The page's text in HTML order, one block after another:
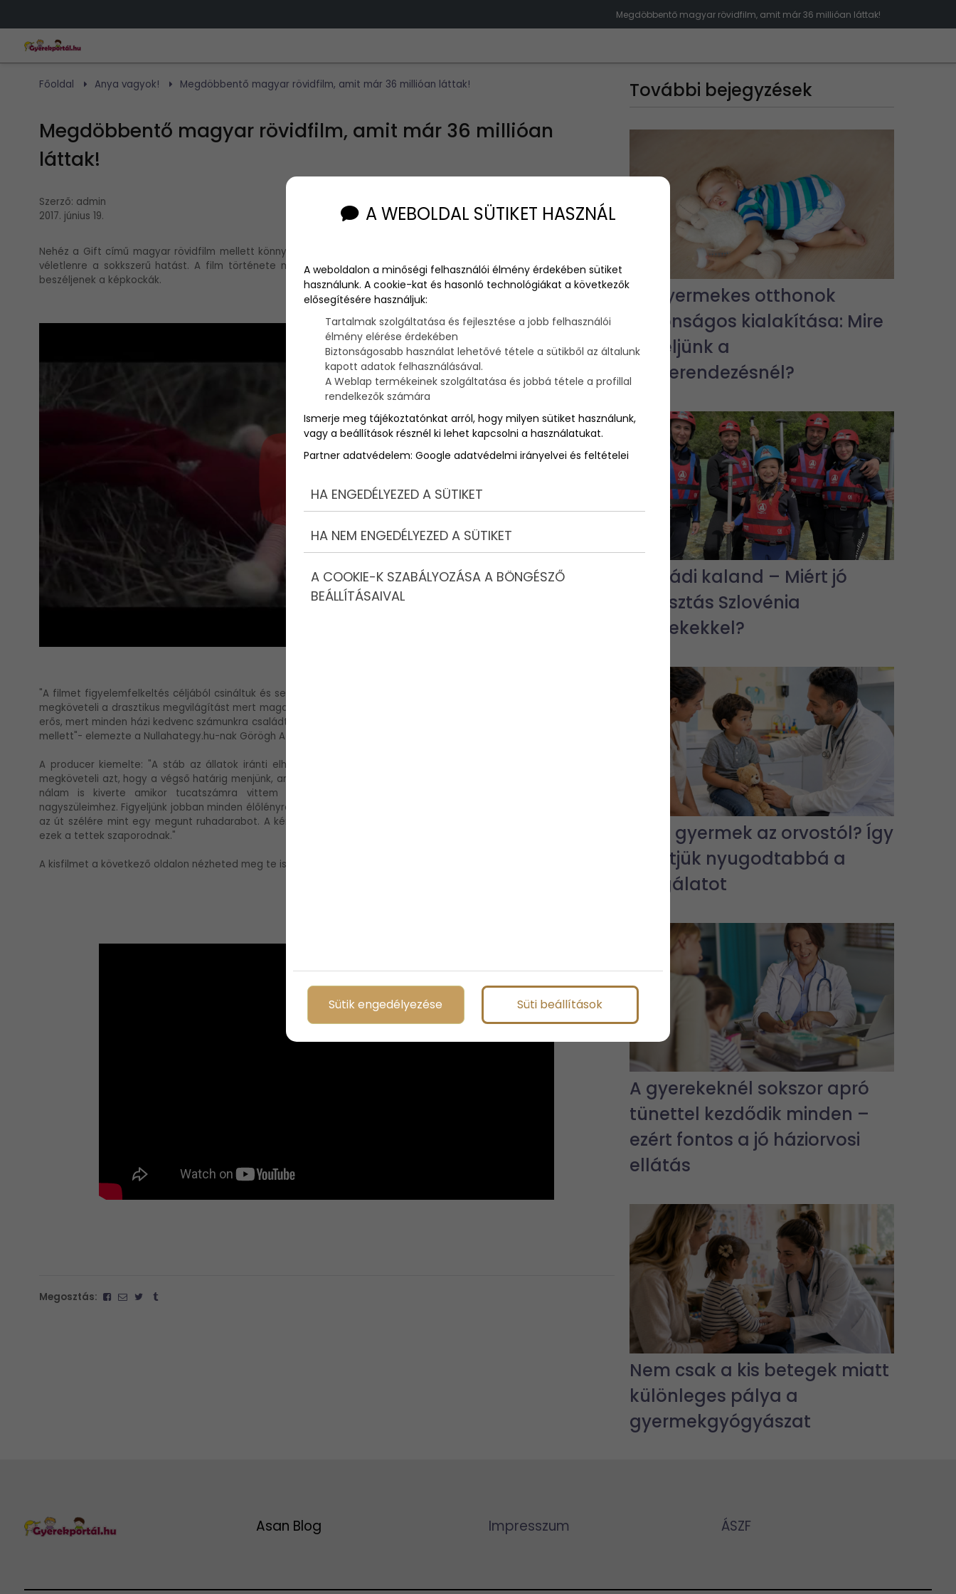
Megdöbbentő magyar rövidfilm, amit már 36 millióan láttak!
Főoldal Anya vagyok! Megdöbbentő magyar rövidfilm, amit már 36 millióan láttak!
Megdöbbentő magyar rövidfilm, amit már 36 millióan
láttak!
Szerző: admin
2017. június 19.
Nehéz a Gift című magyar rövidfilm mellett könnyek és mély megdöbbenés nélkül elmenni. Az alkotók nem bízták a
véletlenre a sokkszerű hatást. A film története mindennapos és talán pont emiatt megrázó, de a szavak helyett
beszéljenek a képkockák.
"A filmet figyelemfelkeltés céljából csináltuk és semmiképp nem akartuk simogatva kezelni a témát, hisz a probléma
megköveteli a drasztikus megvilágítást mert maga a tett is drasztikus. Az összehasonlítás pedig részünkről azért nem
erős, mert minden házi kedvenc számunkra családtag, akár egy gyermek. Nem mehetünk el szó nélkül az állatkínzások
mellett"- elemezte a Nullahategy.hu-nak Görögh Attila, a film egyik ötletgazdája.
A producer kiemelte: "A stáb az állatok iránti elhivatottságát tükrözi a film és a figyelemfelkeltés a mai világban
megköveteli azt, hogy a végső határig menjünk, ami még belefér a jó ízlésbe, ugyanakkor kiveri a biztosítékot. Ahogy
nálam is kiverte amikor tucatszámra vittem haza a kidobott macskákat és kutyákat gyerekkoromban a
nagyszüleimhez. Figyeljünk jobban minden élőlényre, mert a kutyák még akkor is bíznak az emberben, ha kirakják őket
az út szélére mint egy megunt ruhadarabot. A kérdés pedig az, hogy meddig lesznek a leghűségesebb társaink, ha
ezek a tettek szaporodnak."
A kisfilmet a következő oldalon nézheted meg te is!
Megosztás:
További bejegyzések
Kisgyermekes otthonok
biztonságos kialakítása: Mire
figyeljünk a
lakberendezésnél?
Családi kaland – Miért jó
választás Szlovénia
gyerekekkel?
Fél a gyermek az orvostól? Így
tehetjük nyugodtabbá a
vizsgálatot
A gyerekeknél sokszor apró
tünettel kezdődik minden –
ezért fontos a jó háziorvosi
ellátás
Nem csak a kis betegek miatt
különleges pálya a
gyermekgyógyászat
Asan Blog Impresszum ÁSZF
A WEBOLDAL SÜTIKET HASZNÁL
A weboldalon a minőségi felhasználói élmény érdekében sütiket
használunk. A cookie-kat és hasonló technológiákat a következők
elősegítésére használjuk:
Tartalmak szolgáltatása és fejlesztése a jobb felhasználói
élmény elérése érdekében
Biztonságosabb használat lehetővé tétele a sütikből az általunk
kapott adatok felhasználásával.
A Weblap termékeinek szolgáltatása és jobbá tétele a profillal
rendelkezők számára
Ismerje meg tájékoztatónkat arról, hogy milyen sütiket használunk,
vagy a beállítások résznél ki lehet kapcsolni a használatukat.
Partner adatvédelem: Google adatvédelmi irányelvei és feltételei
HA ENGEDÉLYEZED A SÜTIKET
HA NEM ENGEDÉLYEZED A SÜTIKET
A COOKIE-K SZABÁLYOZÁSA A BÖNGÉSZŐ
BEÁLLÍTÁSAIVAL
Sütik engedélyezése Süti beállítások